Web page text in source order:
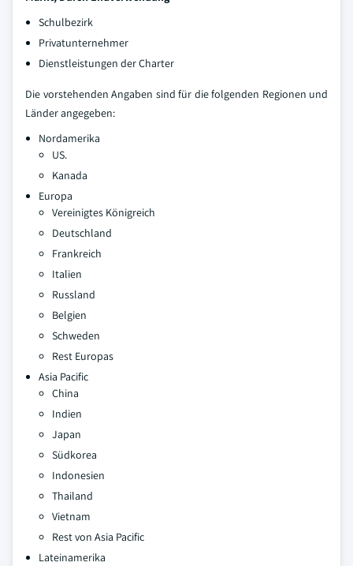
Schulbezirk
Privatunternehmer
Dienstleistungen der Charter
Die vorstehenden Angaben sind für die folgenden Regionen und
Länder angegeben:
Nordamerika
US.
Kanada
Europa
Vereinigtes Königreich
Deutschland
Frankreich
Italien
Russland
Belgien
Schweden
Rest Europas
Asia Pacific
China
Indien
Japan
Südkorea
Indonesien
Thailand
Vietnam
Rest von Asia Pacific
Lateinamerika